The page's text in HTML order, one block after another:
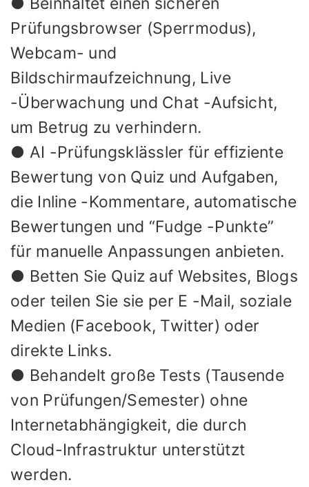
Prüfungsbrowser (Sperrmodus),
Webcam- und
Bildschirmaufzeichnung, Live
-Überwachung und Chat -Aufsicht,
um Betrug zu verhindern.
● AI -Prüfungsklässler für effiziente
Bewertung von Quiz und Aufgaben,
die Inline -Kommentare, automatische
Bewertungen und “Fudge -Punkte”
für manuelle Anpassungen anbieten.
● Betten Sie Quiz auf Websites, Blogs
oder teilen Sie sie per E -Mail, soziale
Medien (Facebook, Twitter) oder
direkte Links.
● Behandelt große Tests (Tausende
von Prüfungen/Semester) ohne
Internetabhängigkeit, die durch
Cloud-Infrastruktur unterstützt
werden.